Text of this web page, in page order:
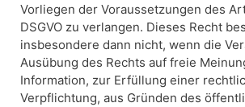
Vorliegen der Voraussetzungen des
DSGVO zu verlangen. Dieses Recht
insbesondere dann nicht, wenn die
Ausübung des Rechts auf freie
Information, zur Erfüllung einer
Verpflichtung, aus Gründen des